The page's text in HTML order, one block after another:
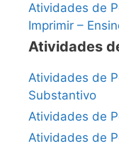
Atividades de
Imprimir –
Atividades
Atividades de
Substantivo
Atividades de
Atividades de